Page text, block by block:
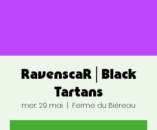
RavenscaR│Black
Tartans
mer. 29 mai Ferme du Biéreau